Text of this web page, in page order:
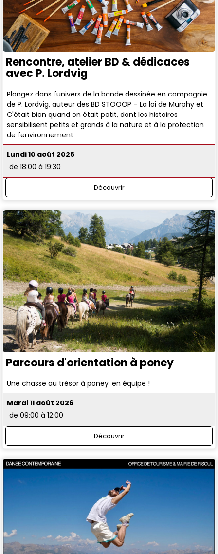
Rencontre, atelier BD & dédicaces
avec P. Lordvig
Plongez dans l'univers de la bande dessinée en compagnie
de P. Lordvig, auteur des BD STOOOP – La loi de Murphy et
C'était bien quand on était petit, dont les histoires
sensibilisent petits et grands à la nature et à la protection
de l'environnement
Lundi 10 août 2026
de 18:00 à 19:30
Découvrir
Parcours d'orientation à poney
Une chasse au trésor à poney, en équipe !
Mardi 11 août 2026
de 09:00 à 12:00
Découvrir